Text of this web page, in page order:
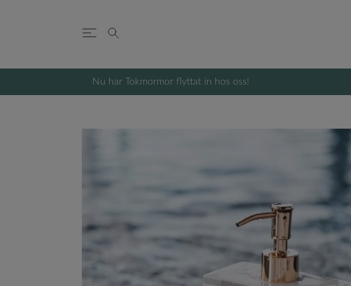
Nu har Tokmormor flyttat in hos oss!